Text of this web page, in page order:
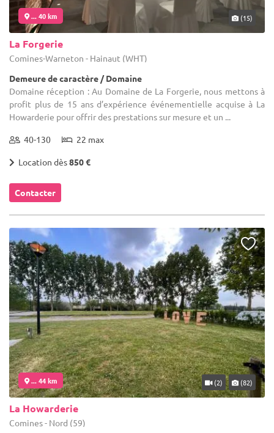
... 40 km (15)
La Forgerie
Comines-Warneton - Hainaut (WHT)
Demeure de caractère / Domaine
Domaine réception : Au Domaine de La Forgerie, nous mettons à
profit plus de 15 ans d’expérience événementielle acquise à La
Howarderie pour offrir des prestations sur mesure et un ...
40-130 22 max
Location dès850 €
Contacter
... 44 km (2) (82)
La Howarderie
Comines - Nord (59)